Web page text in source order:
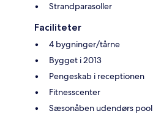
Strandparasoller
Faciliteter
4 bygninger/tårne
Bygget i 2013
Pengeskab i receptionen
Fitnesscenter
Sæsonåben udendørs pool